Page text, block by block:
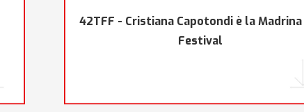
42TFF - Cristiana Capotondi è la
Festival